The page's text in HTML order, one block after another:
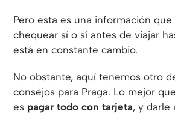
Pero esta es una información
chequear sí o sí antes de viajar
está en constante cambio.
No obstante, aquí tenemos otro
consejos para Praga. Lo mejor
es pagar todo con tarjeta, y darle